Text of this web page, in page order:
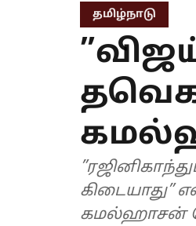
தமிழ்நாடு
தவெக
கிடையாது”
கமல்ஹாசன்